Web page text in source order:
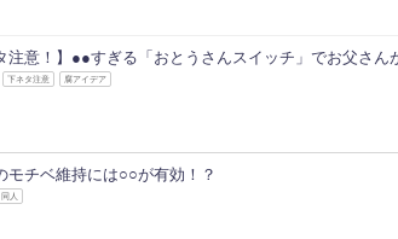
注意！】●●すぎる「おとうさんスイッチ」でお父さん
下ネタ注意 腐アイデア
モチベ維持には○○が有効！？
同人